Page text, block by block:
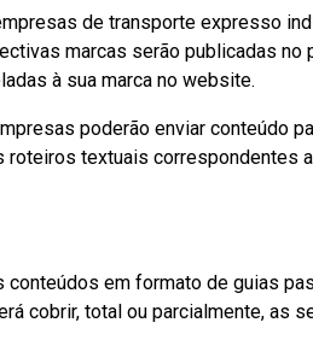
de transporte expresso
marcas serão publicadas no
à sua marca no website.
poderão enviar conteúdo
roteiros textuais
em formato de guias
cobrir, total ou parcialmente, as